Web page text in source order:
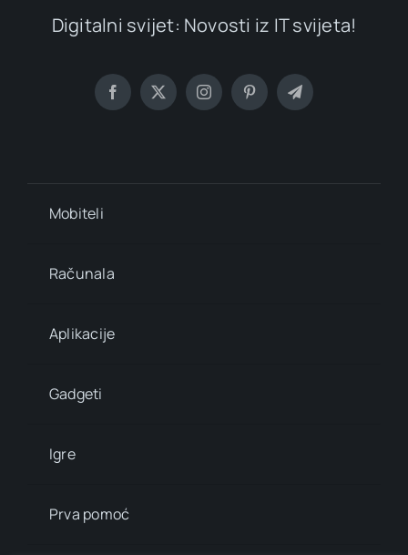
Digitalni svijet: Novosti iz IT svijeta!
Mobiteli
Računala
Aplikacije
Gadgeti
Igre
Prva pomoć